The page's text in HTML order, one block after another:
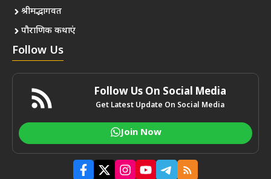
श्रीमद्भागवत
पौराणिक कथाएं
Follow Us
Follow Us On Social Media
Get Latest Update On Social Media
Join Now